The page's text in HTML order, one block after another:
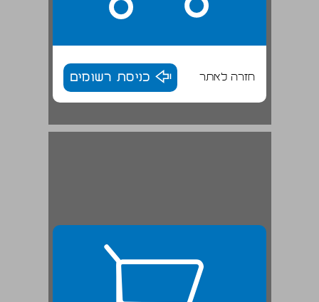
חזרה לאתר כניסת רשומים